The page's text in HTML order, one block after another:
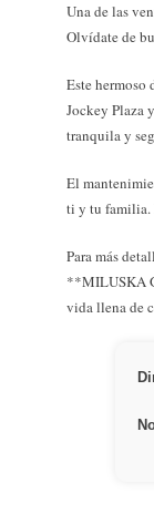
Una de las
Olvídate de
Este hermoso
Jockey Plaza
tranquila y
El
ti y tu familia.
Para más
**MILUSKA
vida llena de